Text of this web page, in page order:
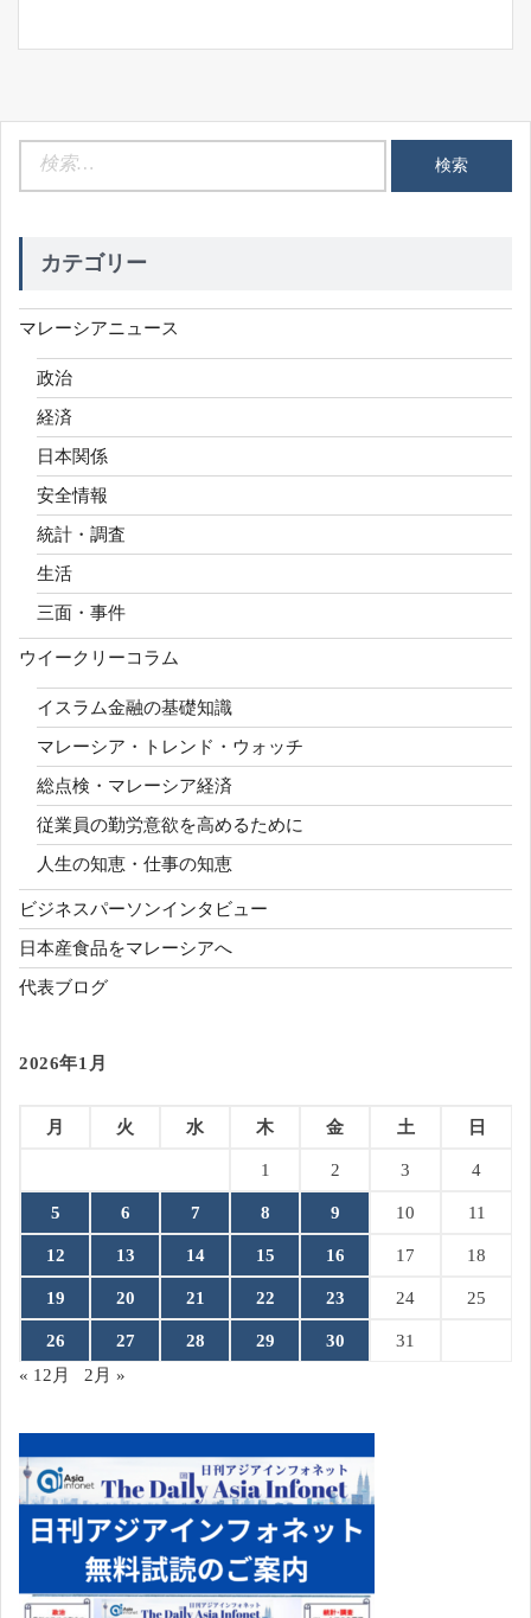
カテゴリー
マレーシアニュース
政治
経済
日本関係
安全情報
統計・調査
生活
三面・事件
ウイークリーコラム
イスラム金融の基礎知識
マレーシア・トレンド・ウォッチ
総点検・マレーシア経済
従業員の勤労意欲を高めるために
人生の知恵・仕事の知恵
ビジネスパーソンインタビュー
日本産食品をマレーシアへ
代表ブログ
2026年1月
月 火 水 木 金 土 日
1 2 3 4
5 6 7 8 9 10 11
12 13 14 15 16 17 18
19 20 21 22 23 24 25
26 27 28 29 30
31
« 12月
2月 »